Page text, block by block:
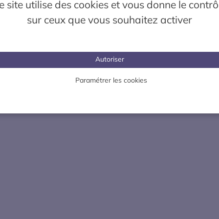
site utilise des cookies et vous donne le
sur ceux que vous souhaitez activer
Autoriser
Paramétrer les cookies